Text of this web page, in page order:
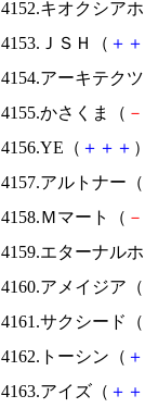
4152.キオクシア
4153.ＪＳＨ（ ＋ ＋
4154.アーキテク
4155.かさくま（ －
4156.YE（ ＋ ＋ ＋
4157.アルトナー（
4158.Ｍマート（ －
4159.エターナル
4160.アメイジア（
4161.サクシード（
4162.トーシン（ ＋
4163.アイズ（ ＋ ＋